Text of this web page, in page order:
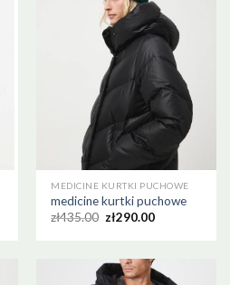
MEDICINE KURTKI PUCHOWE
medicine kurtki puchowe
zł435.00 zł290.00